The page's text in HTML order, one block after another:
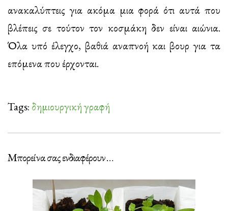
ανακαλύπτεις για ακόμα μια φορά ότι αυτά που
βλέπεις σε τούτον τον κοσμάκη δεν είναι αιώνια.
Όλα υπό έλεγχο, βαθιά αναπνοή και βουρ για τα
επόμενα που έρχονται.
Tags: δημιουργική γραφή
Μπορεί να σας ενδιαφέρουν …